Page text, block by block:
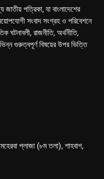
পত্রিকা, যা বাংলাদেশের
সংবাদ সংগ্রহ ও পরিবেশনে
ঘটনাবলী, রাজনীতি, অর্থনীতি,
গুরুত্বপূর্ণ বিষয়ের উপর ভিত্তি
প্লাজা (৮ম তলা), শাহবাগ,